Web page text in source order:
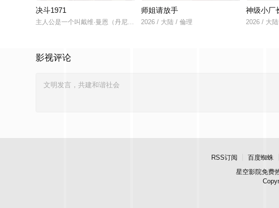
决斗1971
主人公是一个叫戴维·曼恩（丹尼斯·韦弗 Dennis Weaver 饰）的中年男人，这天他在
师姐请放手
2026 / 大陆 / 倫理
神级小厂
2026 / 大
影视评论
RSS订阅 百度蜘蛛
星空影院免费